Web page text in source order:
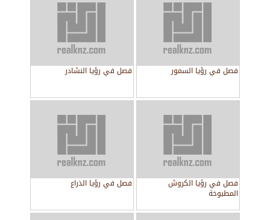
فصل في رؤيا السمور فصل في رؤيا النشادر
فصل في رؤيا الكروش
المطبوخة
فصل في رؤيا الذراع